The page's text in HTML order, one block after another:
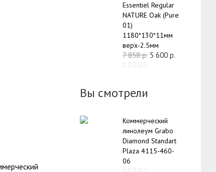
Essentiel Regular
NATURE Oak (Pure
01)
1180*130*11мм
верх-2.5мм
7 858р. 5 600р.
Вы смотрели
Коммерческий
линолеум Grabo
Diamond Standart
Plaza 4115-460-
06